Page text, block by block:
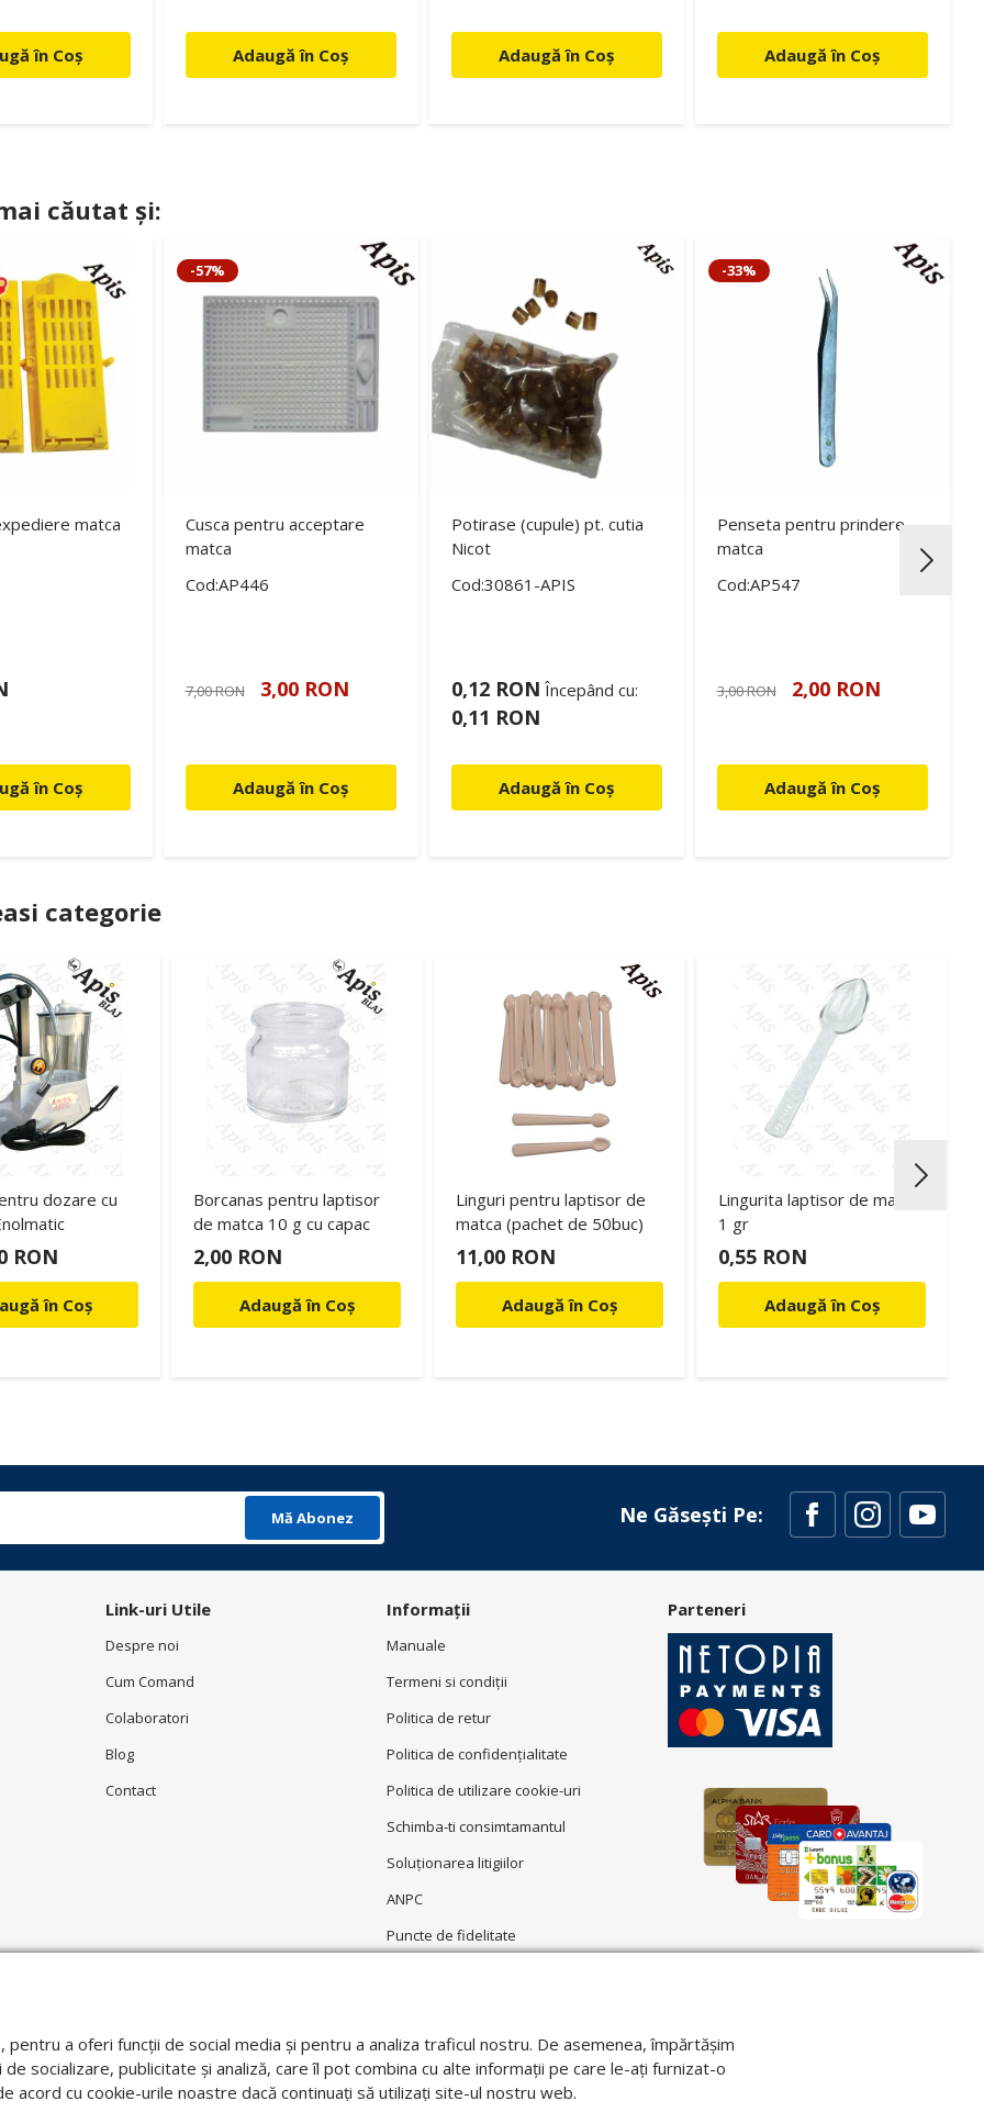
în Coș Adaugă în Coș Adaugă în Coș Adaugă în Coș
căutat și:
matca
în Coș
-57%
Cusca pentru acceptare
matca
Cod:AP446
7,00 RON 3,00 RON
Adaugă în Coș
Potirase (cupule) pt. cutia
Nicot
Cod:30861-APIS
0,12 RON Începând cu:
0,11 RON
Adaugă în Coș
-33%
Penseta pentru prindere
matca
Cod:AP547
3,00 RON 2,00 RON
Adaugă în Coș
categorie
dozare cu
RON
în Coș
Borcanas pentru laptisor
de matca 10 g cu capac
2,00 RON
Adaugă în Coș
Linguri pentru laptisor de
matca (pachet de 50buc)
11,00 RON
Adaugă în Coș
Lingurita laptisor de matca
1 gr
0,55 RON
Adaugă în Coș
Mă Abonez Ne Găsești Pe:
Link-uri Utile
Despre noi
Cum Comand
Colaboratori
Blog
Contact
Informații
Manuale
Termeni si condiţii
Politica de retur
Politica de confidenţialitate
Politica de utilizare cookie-uri
Schimba-ti consimtamantul
Soluționarea litigiilor
ANPC
Puncte de fidelitate
Parteneri
a oferi funcții de social media și pentru a analiza traficul nostru. De asemenea, împărtășim
socializare, publicitate și analiză, care îl pot combina cu alte informații pe care le-ați furnizat-o
acord cu cookie-urile noastre dacă continuați să utilizați site-ul nostru web.